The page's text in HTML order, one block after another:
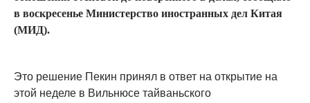
в воскресенье Министерство иностранных дел Китая
(МИД).
Это решение Пекин принял в ответ на открытие на
этой неделе в Вильнюсе тайваньского